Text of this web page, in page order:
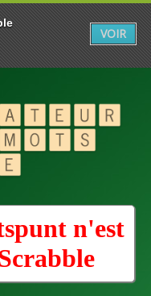
n'est
VOIR